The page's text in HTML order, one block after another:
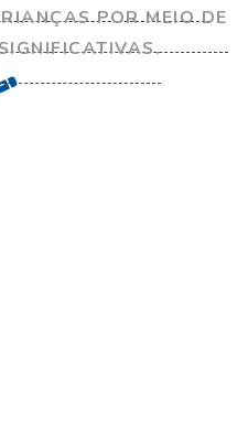
POR MEIO DE